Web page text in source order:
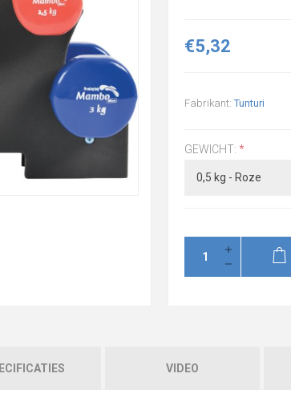
€5,32
Fabrikant: Tunturi
GEWICHT: *
VIDEO